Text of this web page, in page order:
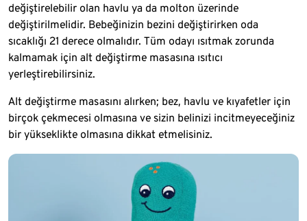
değiştirelebilir olan havlu ya da molton üzerinde
değiştirilmelidir. Bebeğinizin bezini değiştirirken oda
sıcaklığı 21 derece olmalıdır. Tüm odayı ısıtmak zorunda
kalmamak için alt değiştirme masasına ısıtıcı
yerleştirebilirsiniz.
Alt değiştirme masasını alırken; bez, havlu ve kıyafetler için
birçok çekmecesi olmasına ve sizin belinizi incitmeyeceğiniz
bir yükseklikte olmasına dikkat etmelisiniz.